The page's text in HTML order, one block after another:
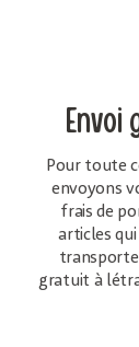
Pour toute
envoyons
frais de
articles
gratuit à